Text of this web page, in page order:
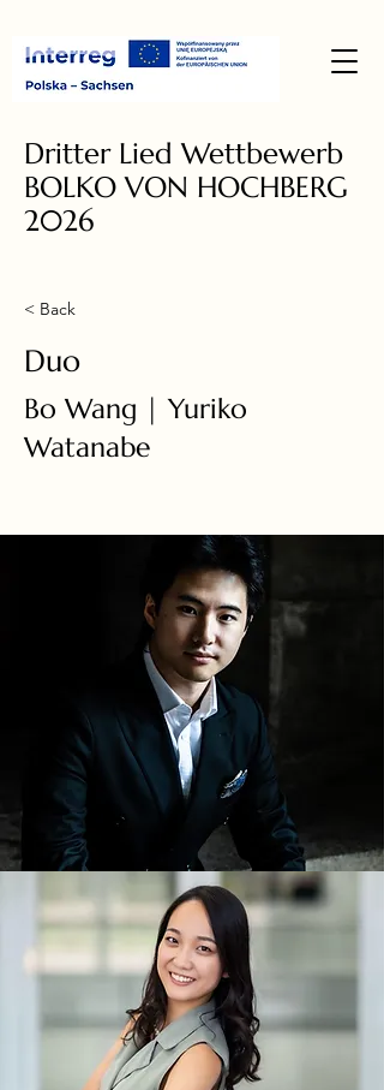
Dritter Lied Wettbewerb
BOLKO VON HOCHBERG
2026
< Back
Duo
Bo Wang | Yuriko
Watanabe